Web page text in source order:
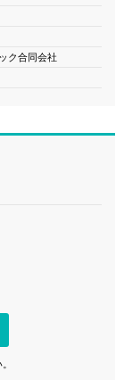
ク合同会社